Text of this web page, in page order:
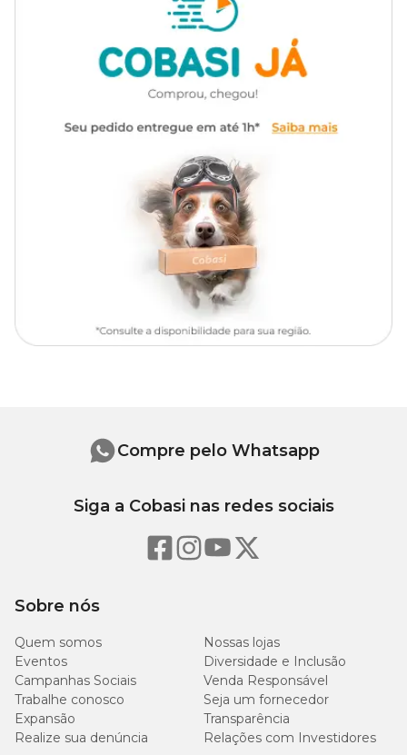
Unissex
Encontre a maior variedade de alimentos para seu pet como a
Ração Hill's Prescription Diet R/D Obesidade Cães
Adultos com preçoespecial aqui na Cobasi. Compre pelo site,
app ou em uma de nossas lojas.
Grão de Milho*, Farelo de Glúten De Milho - 60*, Farinha de
Vísceras de Aves, Celulose em Pó, Farelo de Soja**, Casca de Soja**,
Hidrolisado de Miúdos de Aves, Polpa Desidratada de Beterraba,
Hidrolisado de Fígado de Suínos, Óleo de Soja Refinado**, Ácido
Lático, Caramelo IV - Processo Sulfito-Amônia, Grão de Linhaça,
Gordura de Frango, L-Lisina, Carbonato de Cálcio, Cloreto de
Potássio, Cloreto de Colina, Citrato de Potássio, Cloreto de Sódio,
Vitaminas (Acetato de DL-Alfa-Tocoferol (E), Ácido Ascórbico
Polifosfato (C), Niacina (B3), Mononitrato de Tiamina (B1), Retinol
(A), D-Pantotenato de Cálcio (B5), Riboflavina (B2), Biotina (B7),
Cianocobalamina (B12), Cloridrato de Piridoxina (B6), Ácido Fólico
Proteína Bruta (mín.)
Extrato Etéreo (mín.) 53 g/kg
Matéria Fibrosa (máx.)
160
g/kg
Sobre nós
Quem somos
Nossas lojas
Eventos
Diversidade e Inclusão
Campanhas Sociais
Venda Responsável
Trabalhe conosco
Seja um fornecedor
Expansão
Transparência
Realize sua denúncia
Relações com Investidores
Compre pelo Whatsapp
Siga a Cobasi nas redes sociais